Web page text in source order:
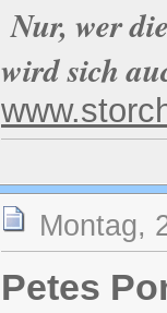
Nur, wer
wird sich
Montag,
Petes